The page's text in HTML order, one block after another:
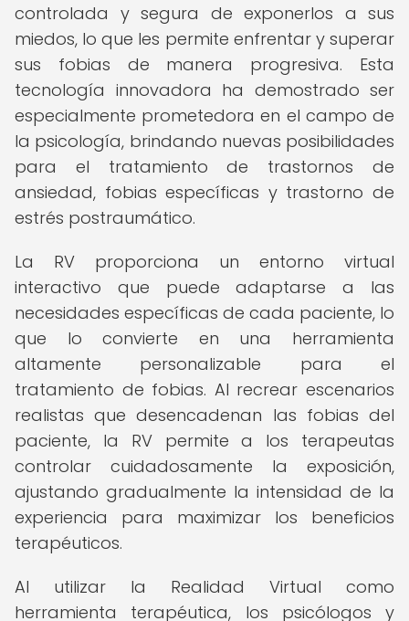
controlada y segura de exponerlos a sus
miedos, lo que les permite enfrentar y superar
sus fobias de manera progresiva. Esta
tecnología innovadora ha demostrado ser
especialmente prometedora en el campo de
la psicología, brindando nuevas posibilidades
para el tratamiento de trastornos de
ansiedad, fobias específicas y trastorno de
estrés postraumático.
La RV proporciona un entorno virtual
interactivo que puede adaptarse a las
necesidades específicas de cada paciente, lo
que lo convierte en una herramienta
altamente personalizable para el
tratamiento de fobias. Al recrear escenarios
realistas que desencadenan las fobias del
paciente, la RV permite a los terapeutas
controlar cuidadosamente la exposición,
ajustando gradualmente la intensidad de la
experiencia para maximizar los beneficios
terapéuticos.
Al utilizar la Realidad Virtual como
herramienta terapéutica, los psicólogos y